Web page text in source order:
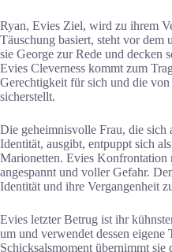
Ryan, Evies Ziel, wird zu ihrem
Täuschung basiert, steht vor dem
sie George zur Rede und decken
Evies Cleverness kommt zum
Gerechtigkeit für sich und die
sicherstellt.
Die geheimnisvolle Frau, die
Identität, ausgibt, entpuppt sich
Marionetten. Evies
angespannt und voller Gefahr.
Identität und ihre Vergangenheit
Evies letzter Betrug ist ihr
um und verwendet dessen
Schicksalsmoment übernimmt